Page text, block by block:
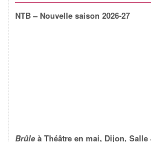
NTB – Nouvelle saison 2026-27
Brûle à Théâtre en mai, Dijon,